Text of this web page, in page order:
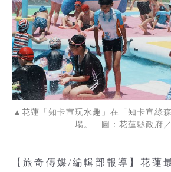
▲花蓮「知卡宣玩水趣」在「知卡宣綠
場。 圖：花蓮縣政府
【旅奇傳媒/編輯部報導】花蓮